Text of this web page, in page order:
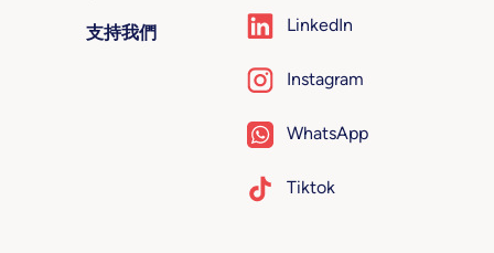
支持我們 LinkedIn
Instagram
WhatsApp
Tiktok